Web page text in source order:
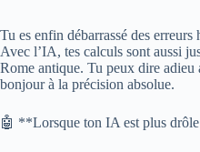
Tu es enfin débarrassé des
Avec l’IA, tes calculs sont aussi
Rome antique. Tu peux dire
bonjour à la précision absolue.
🤖 **Lorsque ton IA est plus